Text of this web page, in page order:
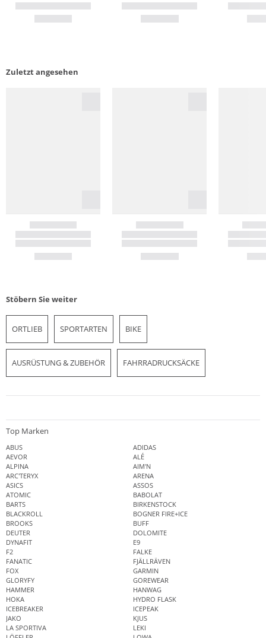
Zuletzt angesehen
Stöbern Sie weiter
ORTLIEB SPORTARTEN BIKE
AUSRÜSTUNG & ZUBEHÖR FAHRRADRUCKSÄCKE
Top Marken
ABUS
ADIDAS
AEVOR
ALÉ
ALPINA
AIM'N
ARC'TERYX
ARENA
ASICS
ASSOS
ATOMIC
BABOLAT
BARTS
BIRKENSTOCK
BLACKROLL
BOGNER FIRE+ICE
BROOKS
BUFF
DEUTER
DOLOMITE
DYNAFIT
E9
F2
FALKE
FANATIC
FJÄLLRÄVEN
FOX
GARMIN
GLORYFY
GOREWEAR
HAMMER
HANWAG
HOKA
HYDRO FLASK
ICEBREAKER
ICEPEAK
JAKO
KJUS
LA SPORTIVA
LEKI